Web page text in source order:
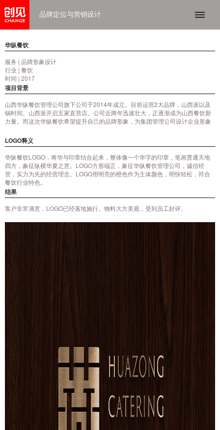
品牌定位与营销设计
华纵餐饮
服务 | 品牌形象设计
行业 | 餐饮
时间 | 2017
项目背景
山西华纵餐饮管理公司旗下公司于2014年成立。目前运营2大品牌，山西派以及
锅时间。山西派开启五家直营店。公司近两年迅速壮大，正逐渐成为山西餐饮新
力量。而这次华纵餐饮希望提升自己的品牌形象，为集团管理公司设计企业形象
LOGO释义
华纵餐饮LOGO，将华与印章结合起来，整体像一个华字的印章，笔画贯通天地
四方，象征纵横华夏之意。LOGO方形端正，象征华纵餐饮管理公司，诚信经
营，实力为先的经营理念。LOGO用明亮的橙色作为主体颜色，明快轻松，符合
餐饮行业特色。
结果
客户非常满意，LOGO已经落地施行。物料大方美观，受到员工好评。